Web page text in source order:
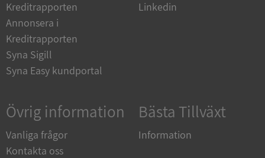
Kreditrapporten
Annonsera i
Kreditrapporten
Syna Sigill
Syna Easy kundportal
Linkedin
Övrig information
Vanliga frågor
Kontakta oss
Bästa Tillväxt
Information
__RequestVerificationToken